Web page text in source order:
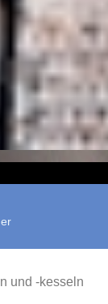
und -kesseln